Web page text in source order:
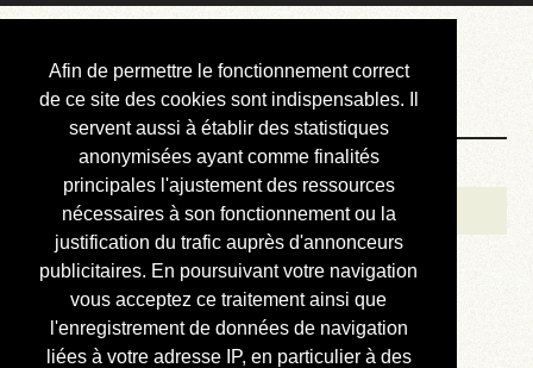
Afin de permettre le fonctionnement correct
de ce site des cookies sont indispensables. Il
servent aussi à établir des statistiques
anonymisées ayant comme finalités
principales l'ajustement des ressources
nécessaires à son fonctionnement ou la
justification du trafic auprès d'annonceurs
publicitaires. En poursuivant votre navigation
vous acceptez ce traitement ainsi que
l'enregistrement de données de navigation
liées à votre adresse IP, en particulier à des
Courbis, « LE »
Blog Officiel
Bienvenue
Réalisations
Divers (et d’été)
Annonces
Liens externes